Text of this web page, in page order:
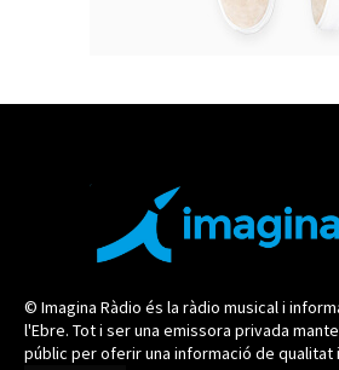
© Imagina Ràdio és la ràdio musical i
l'Ebre. Tot i ser una emissora privada
públic per oferir una informació de qualitat